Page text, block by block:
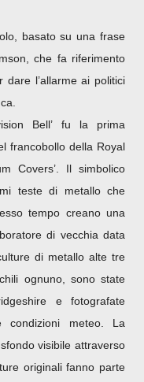
basato su una frase
che fa riferimento
l’allarme ai politici
Bell’ fu la prima
francobollo della Royal
Covers’. Il simbolico
teste di metallo che
tempo creano una
di vecchia data
di metallo alte tre
ognuno, sono state
e fotografate
meteo. La
visibile attraverso
originali fanno parte